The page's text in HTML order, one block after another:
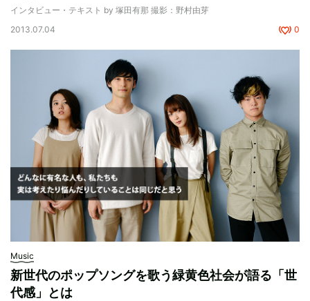
インタビュー・テキスト by 塚田有那 撮影：野村由芽
2013.07.04
0
Music
新世代のポップソングを歌う緑黄色社会が語る「世
代感」とは